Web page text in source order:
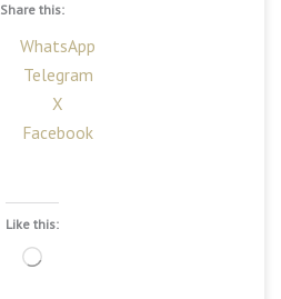
Share this:
WhatsApp
Telegram
X
Facebook
Like this:
Loading…